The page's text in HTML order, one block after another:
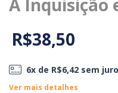
R$38,50
6x de R$6,42sem
Ver mais detalhes